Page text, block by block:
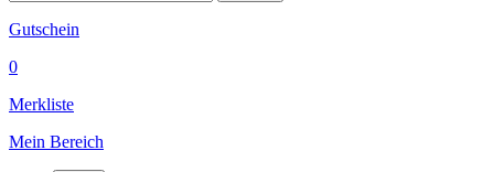
Gutschein
0
Merkliste
Mein Bereich